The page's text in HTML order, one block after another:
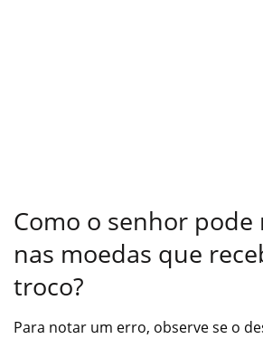
Como o senhor
nas moedas que
troco?
Para notar um erro, observe se o